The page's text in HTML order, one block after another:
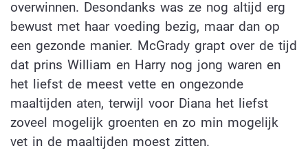
overwinnen. Desondanks was ze nog altijd erg
bewust met haar voeding bezig, maar dan op
een gezonde manier. McGrady grapt over de tijd
dat prins William en Harry nog jong waren en
het liefst de meest vette en ongezonde
maaltijden aten, terwijl voor Diana het liefst
zoveel mogelijk groenten en zo min mogelijk
vet in de maaltijden moest zitten.